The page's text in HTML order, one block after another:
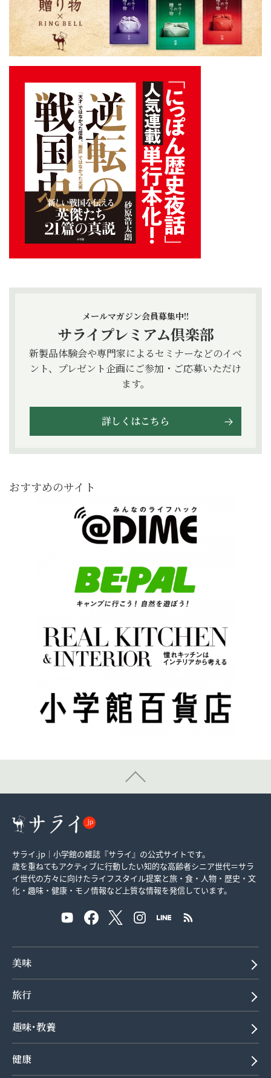
メールマガジン会員募集中!!
サライプレミアム倶楽部
新製品体験会や専門家によるセミナーなどのイベ
ント、プレゼント企画にご参加・ご応募いただけ
ます。
詳しくはこちら
おすすめのサイト
サライ.jp｜小学館の雑誌『サライ』の公式サイトです。
歳を重ねてもアクティブに行動したい知的な高齢者シニア世代＝サラ
イ世代の方々に向けたライフスタイル提案と旅・食・人物・歴史・文
化・趣味・健康・モノ情報など上質な情報を発信しています。
美味
旅行
趣味･教養
健康